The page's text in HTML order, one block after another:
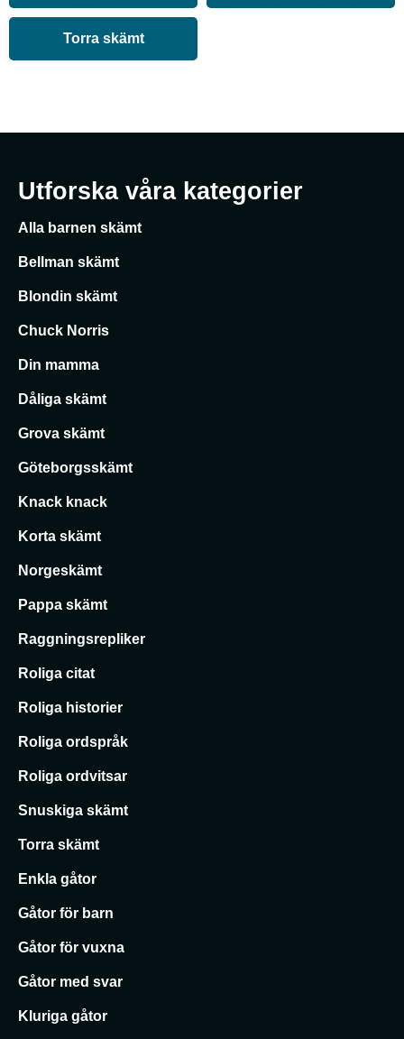
Torra skämt
Utforska våra kategorier
Alla barnen skämt
Bellman skämt
Blondin skämt
Chuck Norris
Din mamma
Dåliga skämt
Grova skämt
Göteborgsskämt
Knack knack
Korta skämt
Norgeskämt
Pappa skämt
Raggningsrepliker
Roliga citat
Roliga historier
Roliga ordspråk
Roliga ordvitsar
Snuskiga skämt
Torra skämt
Enkla gåtor
Gåtor för barn
Gåtor för vuxna
Gåtor med svar
Kluriga gåtor